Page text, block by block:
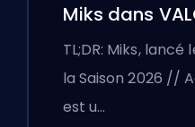
Miks dans
expliquées
TL;DR: Miks, lancé
la Saison 2026 //
est u…